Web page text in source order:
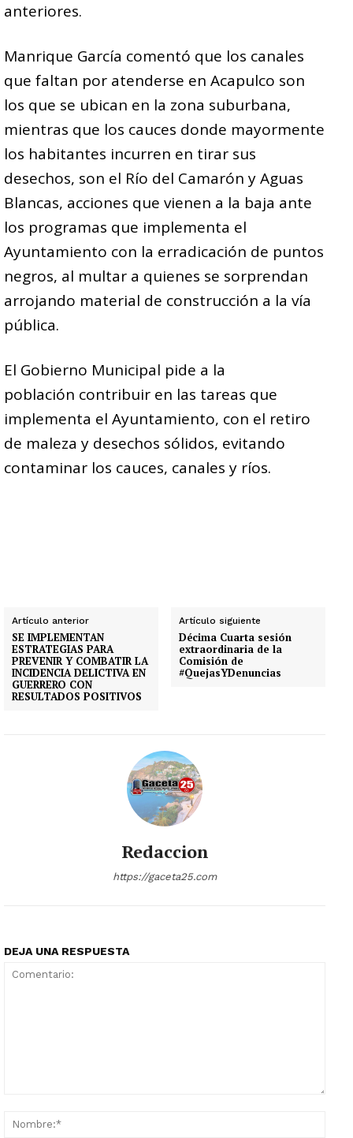
anteriores.
Manrique García comentó que los canales
que faltan por atenderse en Acapulco son
los que se ubican en la zona suburbana,
mientras que los cauces donde mayormente
los habitantes incurren en tirar sus
desechos, son el Río del Camarón y Aguas
Blancas, acciones que vienen a la baja ante
los programas que implementa el
Ayuntamiento con la erradicación de puntos
negros, al multar a quienes se sorprendan
arrojando material de construcción a la vía
pública.
El Gobierno Municipal pide a la
población contribuir en las tareas que
implementa el Ayuntamiento, con el retiro
de maleza y desechos sólidos, evitando
contaminar los cauces, canales y ríos.
Artículo anterior
SE IMPLEMENTAN
ESTRATEGIAS PARA
PREVENIR Y COMBATIR LA
INCIDENCIA DELICTIVA EN
GUERRERO CON
RESULTADOS POSITIVOS
Artículo siguiente
Décima Cuarta sesión
extraordinaria de la
Comisión de
#QuejasYDenuncias
Redaccion
https://gaceta25.com
DEJA UNA RESPUESTA